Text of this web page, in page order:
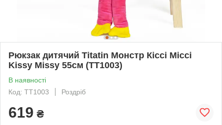
Рюкзак дитячий Titatin Монстр Кіссі Міссі
Kissy Missy 55см (TT1003)
В наявності
Код: TT1003
Роздріб
619 ₴